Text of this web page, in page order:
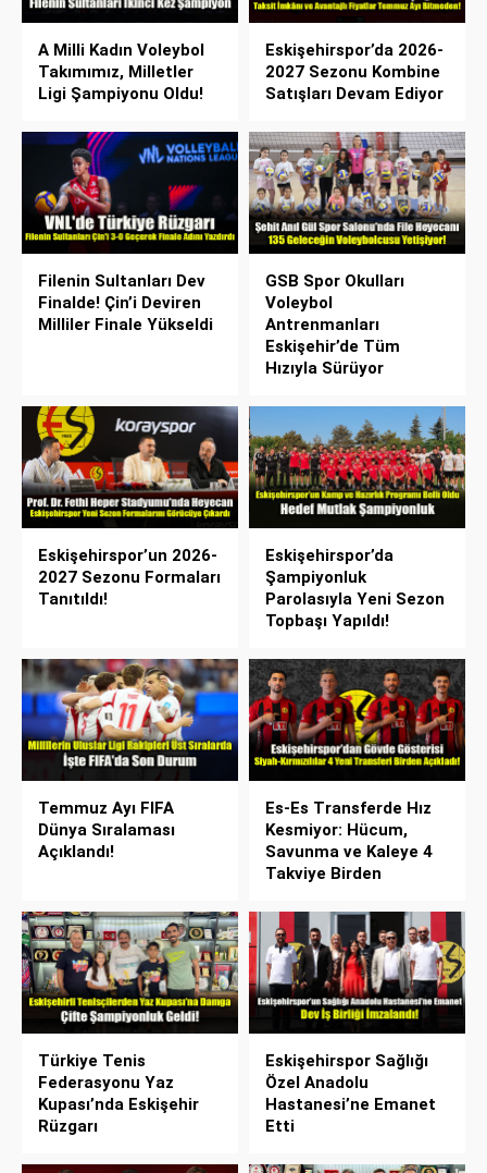
A Milli Kadın Voleybol
Takımımız, Milletler
Ligi Şampiyonu Oldu!
Eskişehirspor’da 2026-
2027 Sezonu Kombine
Satışları Devam Ediyor
Filenin Sultanları Dev
Finalde! Çin’i Deviren
Milliler Finale Yükseldi
GSB Spor Okulları
Voleybol
Antrenmanları
Eskişehir’de Tüm
Hızıyla Sürüyor
Eskişehirspor’un 2026-
2027 Sezonu Formaları
Tanıtıldı!
Eskişehirspor’da
Şampiyonluk
Parolasıyla Yeni Sezon
Topbaşı Yapıldı!
Temmuz Ayı FIFA
Dünya Sıralaması
Açıklandı!
Es-Es Transferde Hız
Kesmiyor: Hücum,
Savunma ve Kaleye 4
Takviye Birden
Türkiye Tenis
Federasyonu Yaz
Kupası’nda Eskişehir
Rüzgarı
Eskişehirspor Sağlığı
Özel Anadolu
Hastanesi’ne Emanet
Etti